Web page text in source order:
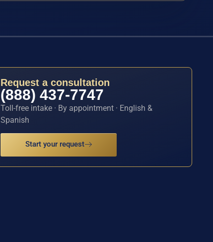
Request a consultation
(888) 437-7747
Toll-free intake · By appointment · English &
Spanish
Start your request